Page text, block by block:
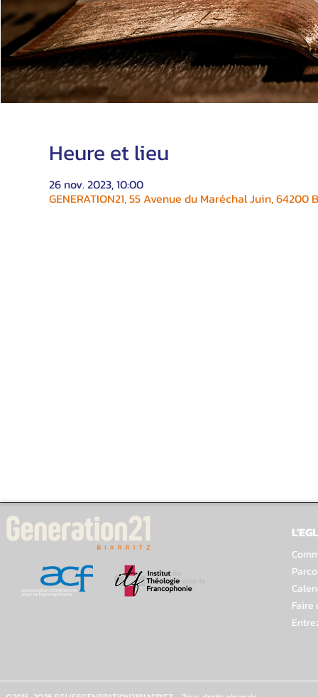
Heure et lieu
26 nov. 2023, 10:00
GENERATION21, 55 Avenue du Maréchal Juin, 64200
Faire